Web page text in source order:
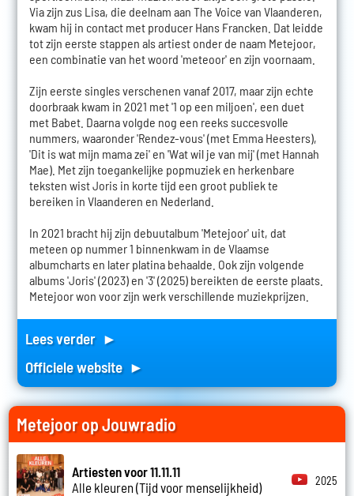
Via zijn zus Lisa, die deelnam aan The Voice van Vlaanderen,
kwam hij in contact met producer Hans Francken. Dat leidde
tot zijn eerste stappen als artiest onder de naam Metejoor,
een combinatie van het woord 'meteoor' en zijn voornaam.
Zijn eerste singles verschenen vanaf 2017, maar zijn echte
doorbraak kwam in 2021 met '1 op een miljoen', een duet
met Babet. Daarna volgde nog een reeks succesvolle
nummers, waaronder 'Rendez-vous' (met Emma Heesters),
'Dit is wat mijn mama zei' en 'Wat wil je van mij' (met Hannah
Mae). Met zijn toegankelijke popmuziek en herkenbare
teksten wist Joris in korte tijd een groot publiek te
bereiken in Vlaanderen en Nederland.
In 2021 bracht hij zijn debuutalbum 'Metejoor' uit, dat
meteen op nummer 1 binnenkwam in de Vlaamse
albumcharts en later platina behaalde. Ook zijn volgende
albums 'Joris' (2023) en '3' (2025) bereikten de eerste plaats.
Metejoor won voor zijn werk verschillende muziekprijzen.
Lees verder ►
Officiele website ►
Metejoor op Jouwradio
Artiesten voor 11.11.11
Alle kleuren (Tijd voor menselijkheid)
2025